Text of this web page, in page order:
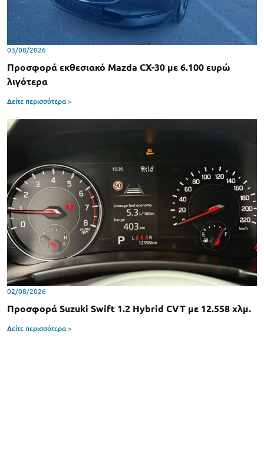
03/08/2026
Προσφορά εκθεσιακό Mazda CX-30 με 6.100 ευρώ
λιγότερα
Δείτε περισσότερα >
02/08/2026
Προσφορά Suzuki Swift 1.2 Hybrid CVT με 12.558 χλμ.
Δείτε περισσότερα >